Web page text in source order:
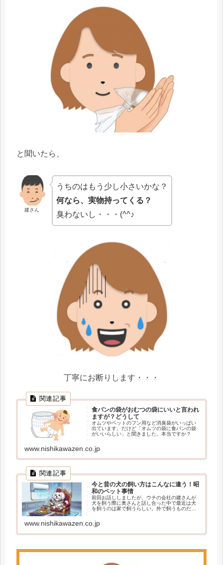
と聞いたら、
建さん
うちのはもう少し小さいかな？
何なら、実物持ってくる？
臭わないし・・・(^^♪
丁寧にお断りします・・・
食パンの袋がおむつの袋にいいと言われ
ますが？どうして
オムツやペットのフン用など消臭袋がいっぱい
出ています。だけど「オムツの袋に食パンの袋
がいいらしい」と聞きました。本当ですか？
www.nishikawazen.co.jp
今と昔の犬の飼い方はこんなに違う！昭
和のペット事情
前回お話ししましたが、ウチの会社の建さんが
犬を飼う際に奥さんと話し合った中で最近は犬
を飼うのは家で飼うらしい。外で飼うものだと
たいと言うお話をしていました。まあ、最近は
いろいろと天候の問題もあるし、 read more
www.nishikawazen.co.jp